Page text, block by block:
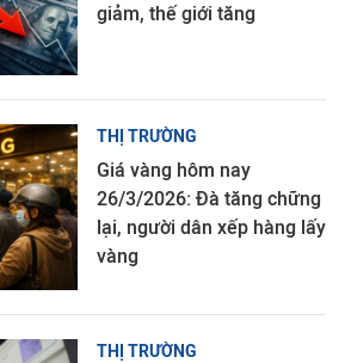
giảm, thế giới tăng
THỊ TRƯỜNG
Giá vàng hôm nay
26/3/2026: Đà tăng chững
lại, người dân xếp hàng lấy
vàng
THỊ TRƯỜNG